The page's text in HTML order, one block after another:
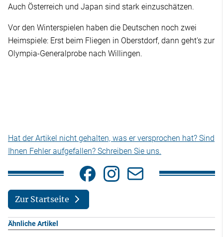
Auch Österreich und Japan sind stark einzuschätzen.
Vor den Winterspielen haben die Deutschen noch zwei
Heimspiele: Erst beim Fliegen in Oberstdorf, dann geht's zur
Olympia-Generalprobe nach Willingen.
Hat der Artikel nicht gehalten, was er versprochen hat? Sind
Ihnen Fehler aufgefallen? Schreiben Sie uns.
Zur Startseite
Ähnliche Artikel